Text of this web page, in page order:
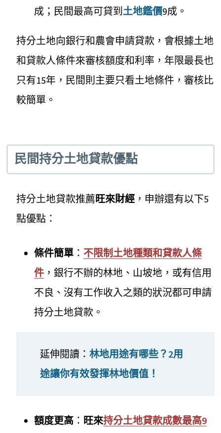
成；民間最高可貸到 土地鑑價9成。
持分土地向銀行和農會申請貸款，會根據土地
和貸款人條件來審核額度和利率，年限最長也
只有15年，民間則主要只看土地條件，審核比
較簡單。
民間持分土地貸款優點
持分土地貸款推薦旺來財經 ，申辦還有以下5
點優點：
條件簡單 ：不限制土地種類和貸款人條
件 ，銀行不辦的林地、山坡地，或有信用
不良、沒有工作收入之類的狀況都可申請
持分土地貸款。
延伸閱讀： 林地用途有哪些？2用
途讓你有效發揮林地價值！
額度更高 ： 旺來持分土地貸款成數最高9